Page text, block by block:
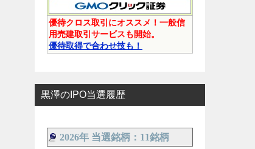
優待クロス取引にオススメ！一般信
用売建取引サービスも開始。
優待取得で合わせ技も！
黒澤のIPO当選履歴
2026年 当選銘柄：11銘柄